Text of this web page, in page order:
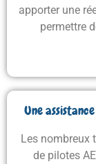
apporter une
permettre
Une
Les nombreux
de pilotes